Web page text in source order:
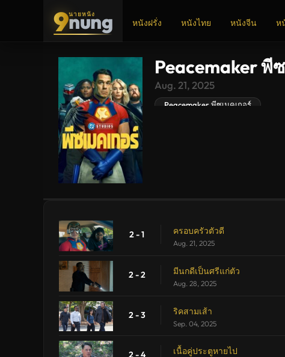
9นายหนัง
nung หนังฝรั่ง หนังไทย หนังจีน ห
ADS Peacemaker พี
Aug. 21, 2025
Peacemaker พีซเมคเกอร์
2 - 1 ครอบครัวตัวดี
Aug. 21, 2025
2 - 2 มีนกดีเป็นศรีแก่ตัว
Aug. 28, 2025
2 - 3 ริคสามเส้า
Sep. 04, 2025
2 - 4 เนื้อคู่ประตูหายไป